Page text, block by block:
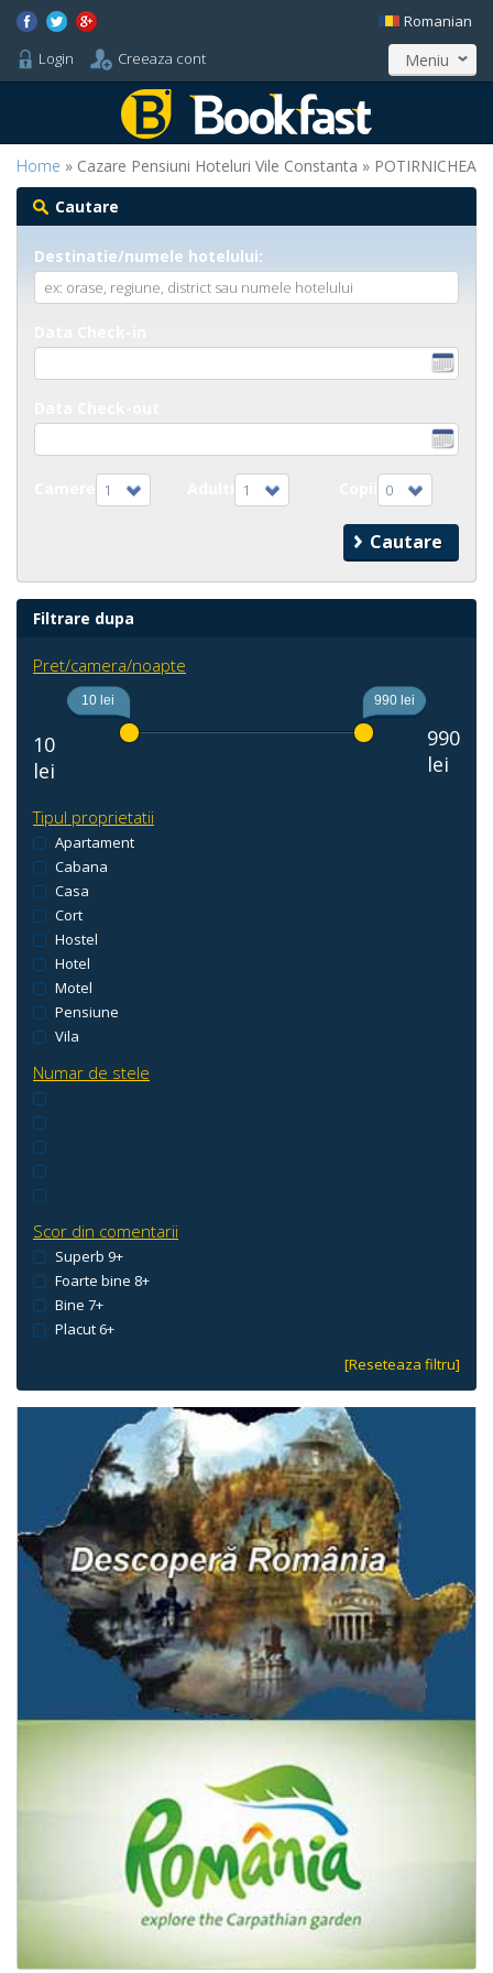
Login Creeaza cont
Romanian
Meniu
Home » Cazare Pensiuni Hoteluri Vile Constanta » POTIRNICHEA
Cautare
Destinatie/numele hotelului:
1 1 0
Filtrare dupa
Pret/camera/noapte
10
lei
10 lei 990 lei
990
lei
Tipul proprietatii
Apartament
Cabana
Casa
Cort
Hostel
Hotel
Motel
Pensiune
Vila
Numar de stele
Scor din comentarii
Superb 9+
Foarte bine 8+
Bine 7+
Placut 6+
[Reseteaza filtru]